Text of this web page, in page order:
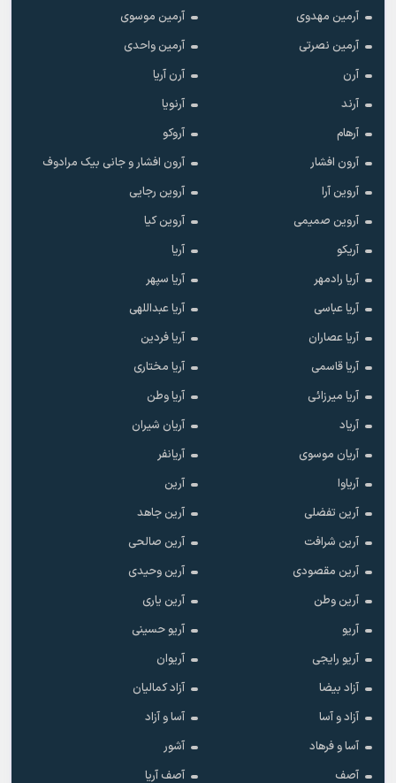
آرمین مهدوی
آرمین موسوی
آرمین نصرتی
آرمین واحدی
آرن
آرن آریا
آرند
آرنویا
آرهام
آروکو
آرون افشار
آرون افشار و جانی بیک مرادوف
آروین آرا
آروین رجایی
آروین صمیمی
آروین کیا
آریکو
آریا
آریا رادمهر
آریا سپهر
آریا عباسی
آریا عبداللهی
آریا عصاران
آریا فردین
آریا قاسمی
آریا مختاری
آریا میرزائی
آریا وطن
آریاد
آریان شیران
آریان موسوی
آریانفر
آریاوا
آرین
آرین تفضلی
آرین جاهد
آرین شرافت
آرین صالحی
آرین مقصودی
آرین وحیدی
آرین وطن
آرین یاری
آریو
آریو حسینی
آریو رایجی
آریوان
آزاد بیضا
آزاد کمالیان
آزاد و آسا
آسا و آزاد
آسا و فرهاد
آشور
آصف
آصف آریا